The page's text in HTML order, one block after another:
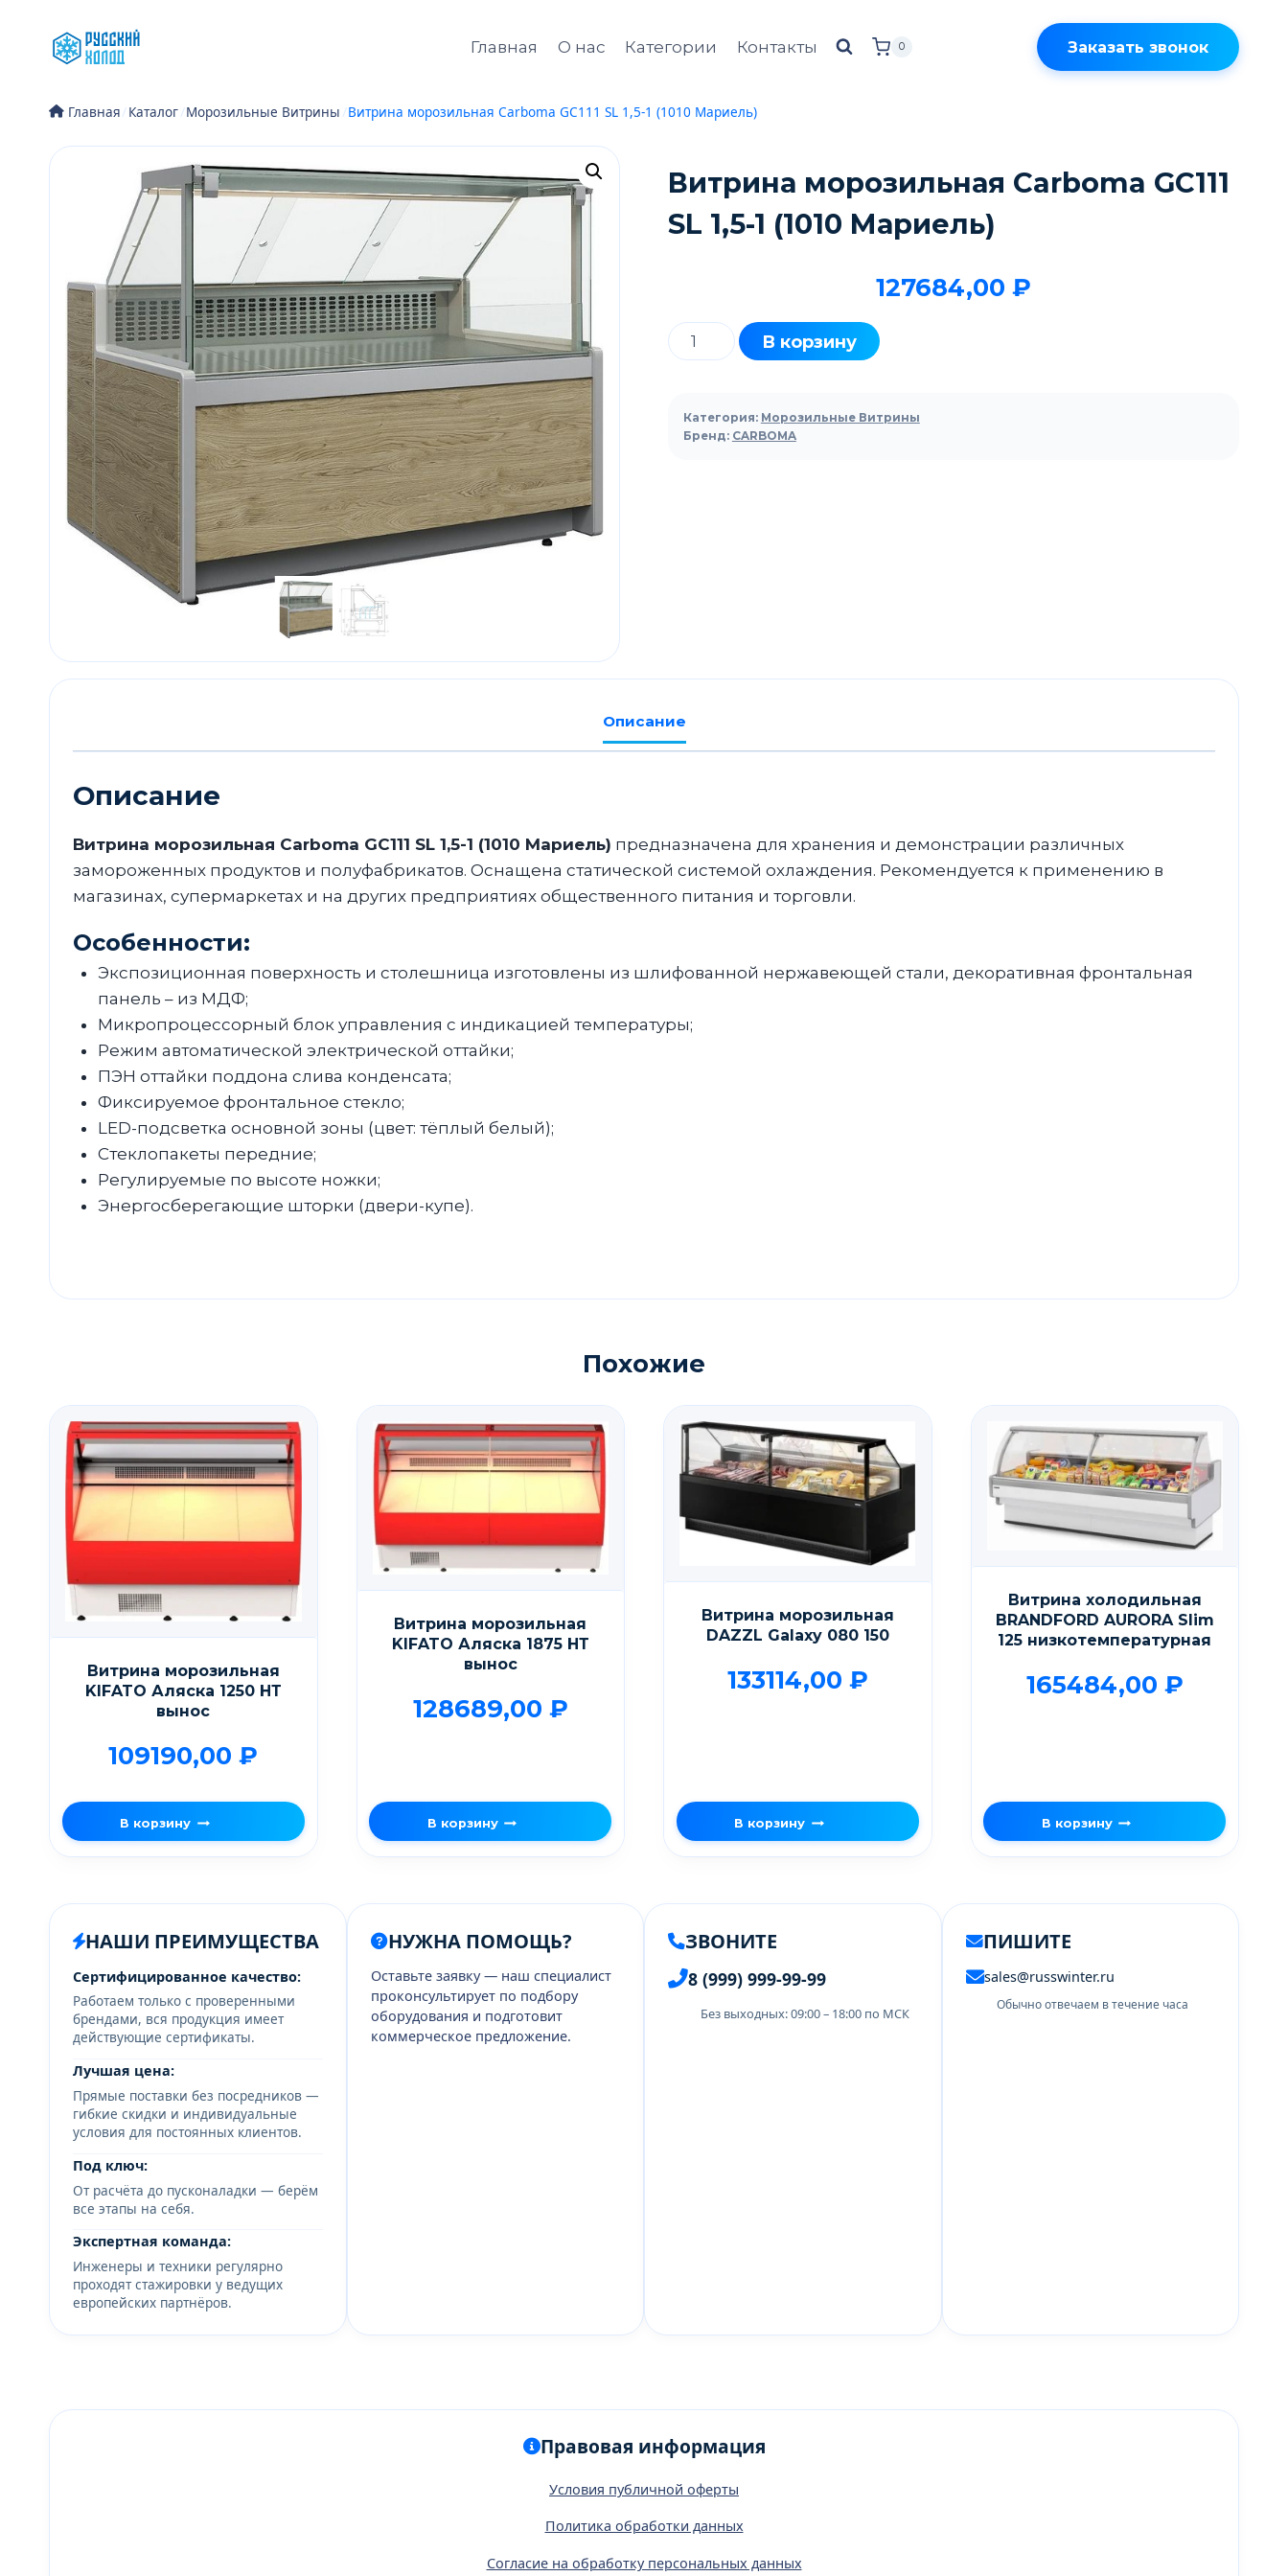
содержимому
Главная О нас Категории Контакты 0 Заказать звонок
Главная/Каталог/Морозильные Витрины /Витрина морозильная Carboma GC111 SL 1,5-1 (1010 Мариель)
Витрина морозильная Carboma GC111
SL 1,5-1 (1010 Мариель)
127684,00 ₽
Количество
товара
морозильная
Carboma
В корзину
Категория: Морозильные Витрины
Бренд: CARBOMA
Описание
Описание
Витрина морозильная Carboma GC111 SL 1,5-1 (1010 Мариель) предназначена для хранения и демонстрации различных
замороженных продуктов и полуфабрикатов. Оснащена статической системой охлаждения. Рекомендуется к применению в
магазинах, супермаркетах и на других предприятиях общественного питания и торговли.
Особенности:
Экспозиционная поверхность и столешница изготовлены из шлифованной нержавеющей стали, декоративная фронтальная
панель – из МДФ;
Микропроцессорный блок управления с индикацией температуры;
Режим автоматической электрической оттайки;
ПЭН оттайки поддона слива конденсата;
Фиксируемое фронтальное стекло;
LED-подсветка основной зоны (цвет: тёплый белый);
Стеклопакеты передние;
Регулируемые по высоте ножки;
Энергосберегающие шторки (двери-купе).
Похожие
Витрина морозильная
KIFATO Аляска 1250 НТ
вынос
109190,00₽
В корзину
Витрина морозильная
KIFATO Аляска 1875 НТ
вынос
128689,00 ₽
В корзину
Витрина морозильная
DAZZL Galaxy 080 150
133114,00 ₽
В корзину
Витрина холодильная
BRANDFORD AURORA Slim
125 низкотемпературная
165484,00 ₽
В корзину
НАШИ ПРЕИМУЩЕСТВА
Сертифицированное качество:
Работаем только с проверенными
брендами, вся продукция имеет
действующие сертификаты.
Лучшая цена:
Прямые поставки без посредников —
гибкие скидки и индивидуальные
условия для постоянных клиентов.
Под ключ:
От расчёта до пусконаладки — берём
все этапы на себя.
Экспертная команда:
Инженеры и техники регулярно
проходят стажировки у ведущих
европейских партнёров.
НУЖНА ПОМОЩЬ?
Оставьте заявку — наш специалист
проконсультирует по подбору
оборудования и подготовит
коммерческое предложение.
ЗВОНИТЕ
8 (999) 999-99-99
Без выходных: 09:00 – 18:00 по МСК
ПИШИТЕ
sales@russwinter.ru
Обычно отвечаем в течение часа
Правовая информация
Условия публичной оферты
Политика обработки данных
Согласие на обработку персональных данных